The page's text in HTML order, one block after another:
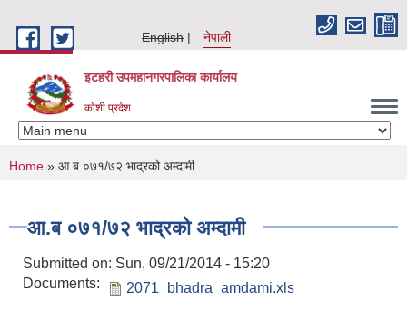
English
नेपाली
इटहरी उपमहानगरपालिका कार्यालय
कोशी प्रदेश
You are here
Home » आ.ब ०७१/७२ भाद्रको अम्दामी
आ.ब ०७१/७२ भाद्रको अम्दामी
Submitted on: Sun, 09/21/2014 - 15:20
Documents:
2071_bhadra_amdami.xls